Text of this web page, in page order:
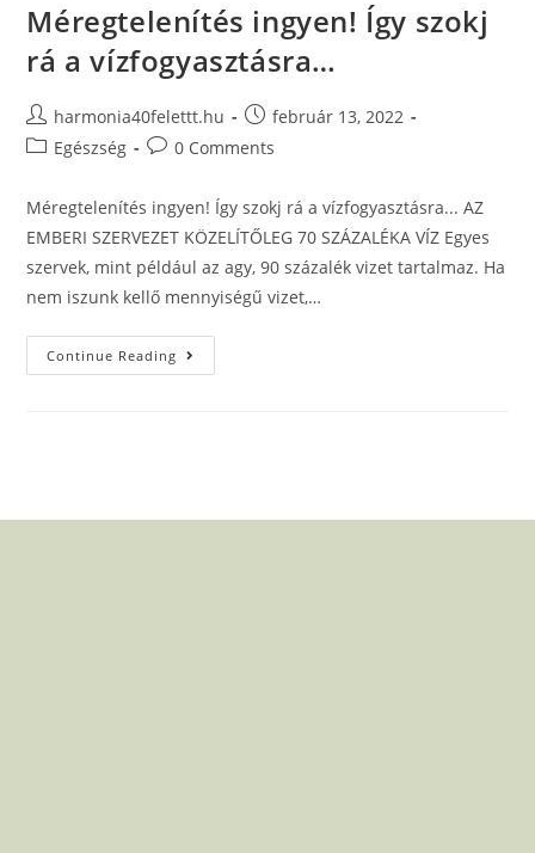
Méregtelenítés ingyen! Így szokj
rá a vízfogyasztásra…
harmonia40felettt.hu
február 13, 2022
Egészség
0 Comments
Méregtelenítés ingyen! Így szokj rá a vízfogyasztásra... AZ
EMBERI SZERVEZET KÖZELÍTŐLEG 70 SZÁZALÉKA VÍZ Egyes
szervek, mint például az agy, 90 százalék vizet tartalmaz. Ha
nem iszunk kellő mennyiségű vizet,…
Continue Reading